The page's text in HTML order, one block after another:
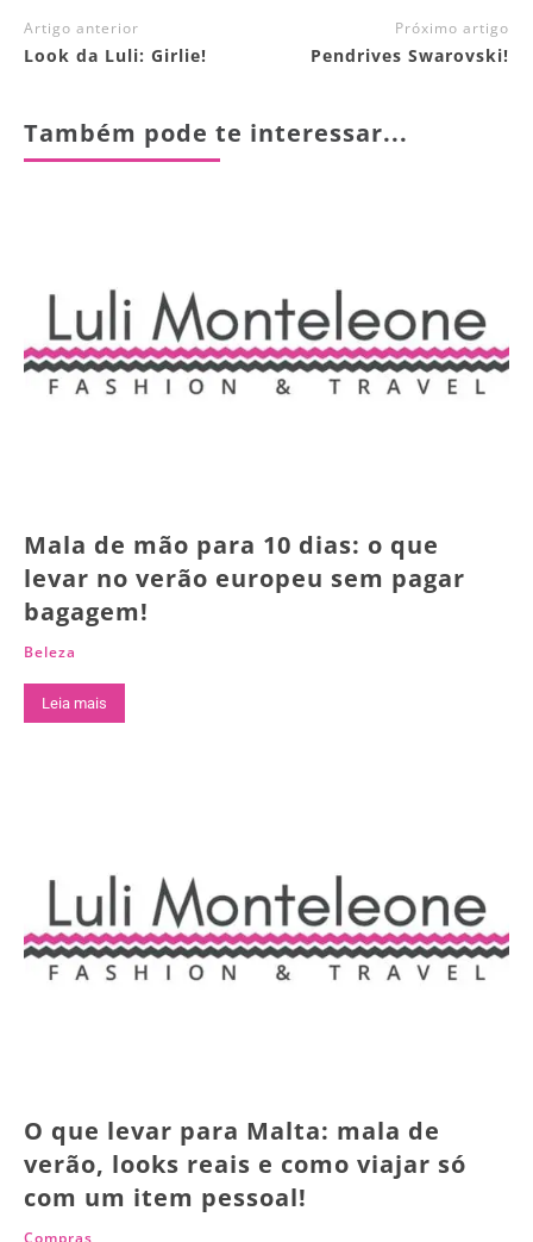
Artigo anterior
Look da Luli: Girlie!
Próximo artigo
Pendrives Swarovski!
Também pode te interessar...
Mala de mão para 10 dias: o que
levar no verão europeu sem pagar
bagagem!
Beleza
Leia mais
O que levar para Malta: mala de
verão, looks reais e como viajar só
com um item pessoal!
Compras